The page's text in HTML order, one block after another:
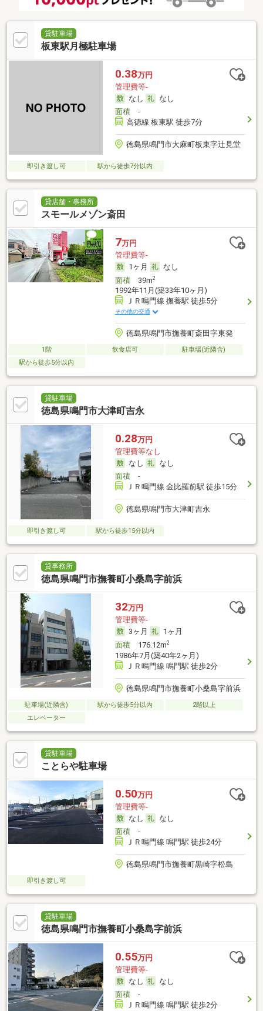
貸駐車場
板東駅月極駐車場
0.38万円
管理費等-
なし
なし
面積-
高徳線 板東駅 徒歩7分
徳島県鳴門市大麻町板東字辻見堂
即引き渡し可 駅から徒歩7分以内
貸店舗・事務所
スモールメゾン斎田
7万円
管理費等-
1ヶ月
なし
面積39m2
1992年11月(築33年10ヶ月)
ＪＲ鳴門線 撫養駅 徒歩5分
その他の交通
徳島県鳴門市撫養町斎田字東発
1階 飲食店可
駐車場(近隣含)
駅から徒歩5分以内
貸駐車場
徳島県鳴門市大津町吉永
0.28万円
管理費等なし
なし
なし
面積-
ＪＲ鳴門線 金比羅前駅 徒歩15分
徳島県鳴門市大津町吉永
即引き渡し可 駅から徒歩15分以内
貸事務所
徳島県鳴門市撫養町小桑島字前浜
32万円
管理費等-
3ヶ月
1ヶ月
面積176.12m2
1986年7月(築40年2ヶ月)
ＪＲ鳴門線 鳴門駅 徒歩2分
徳島県鳴門市撫養町小桑島字前浜
駐車場(近隣含) 駅から徒歩5分以内
2階以上
エレベーター
貸駐車場
ことらや駐車場
0.50万円
管理費等-
なし
なし
面積-
ＪＲ鳴門線 鳴門駅 徒歩24分
徳島県鳴門市撫養町黒崎字松島
即引き渡し可
貸駐車場
徳島県鳴門市撫養町小桑島字前浜
0.55万円
管理費等-
なし
なし
面積-
ＪＲ鳴門線 鳴門駅 徒歩2分